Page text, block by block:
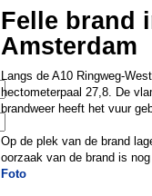
Felle brand
Amsterdam
Langs de A10 Ringweg-
hectometerpaal 27,8. De
brandweer heeft het vuur
Op de plek van de brand
oorzaak van de brand is
Foto